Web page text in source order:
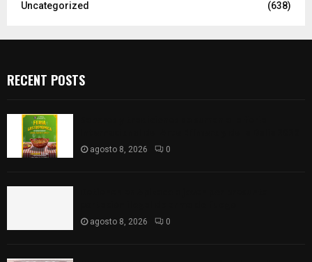
Uncategorized
(638)
RECENT POSTS
agosto 8, 2026 0
agosto 8, 2026 0